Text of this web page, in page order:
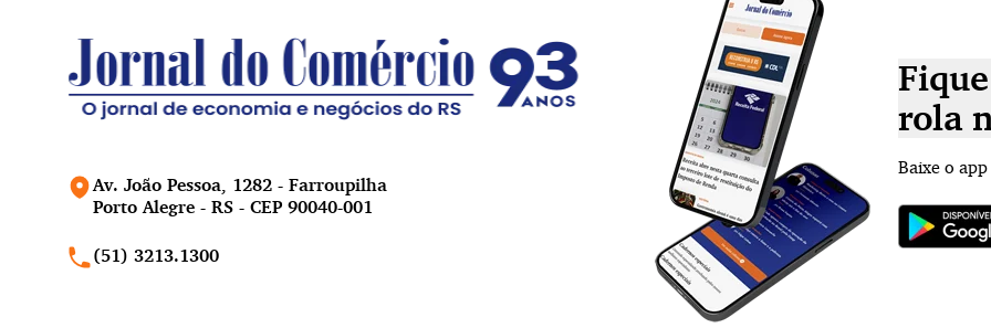
Av. João Pessoa, 1282 - Farroupilha
Porto Alegre - RS - CEP 90040-001
(51) 3213.1300
rola
Baixe o